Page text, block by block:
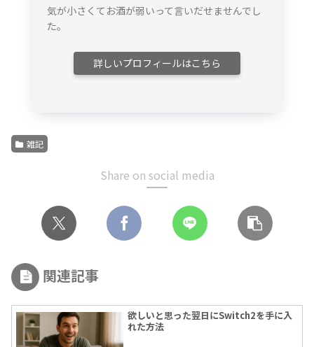
気が小さくてお酒が弱いって言いだせませんでし
た。
詳しいプロフィールはこちら
雑記
Share on social media
関連記事
欲しいと思った翌日にSwitch2を手に入
れた方法